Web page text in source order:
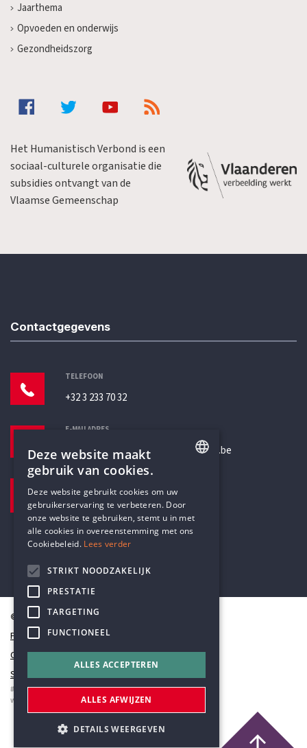
Jaarthema
Opvoeden en onderwijs
Gezondheidszorg
Het Humanistisch Verbond is een
sociaal-culturele organisatie die
subsidies ontvangt van de
Vlaamse Gemeenschap
Contactgegevens
TELEFOON
+32 3 233 70 32
E-MAILADRES
secretariaat@humanistischverbond.be
Pottenbrug 4
Antwerpen, 2000
© Humanistisch Verbond 2026
Privacy
Cookiestatement
Sitemap
#codedwithlove byCodelines
webapplicaties
mobiele apps&maatwerk websites
DUTCH
Deze website maakt
gebruik van cookies.
Deze website gebruikt cookies om uw
gebruikerservaring te verbeteren. Door
onze website te gebruiken, stemt u in met
alle cookies in overeenstemming met ons
Cookiebeleid. Lees verder
STRIKT NOODZAKELIJK
PRESTATIE
TARGETING
FUNCTIONEEL
ALLES ACCEPTEREN
ALLES AFWIJZEN
DETAILS WEERGEVEN